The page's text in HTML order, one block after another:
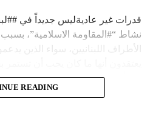
قدرات غير عاديةليس جديداً في
نشاط “#المقاومة الاسلامية”،
الأطراف اللبنانيين، سواء الذين
إلى أن المقاومة ضد الاحتلال
إجماع داخلي، وإن كانت القوى
READING